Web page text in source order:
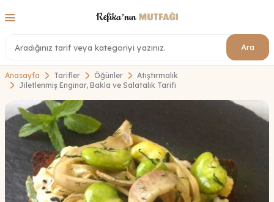
Ara
Anasayfa Tarifler Öğünler
Atıştırmalık
Jiletlenmiş Enginar, Bakla ve Salatalık Tarifi